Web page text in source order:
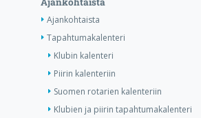
Ajankohtaista
Tapahtumakalenteri
Klubin kalenteri
Piirin kalenteriin
Suomen rotarien kalenteriin
Klubien ja piirin tapahtumakalenteri